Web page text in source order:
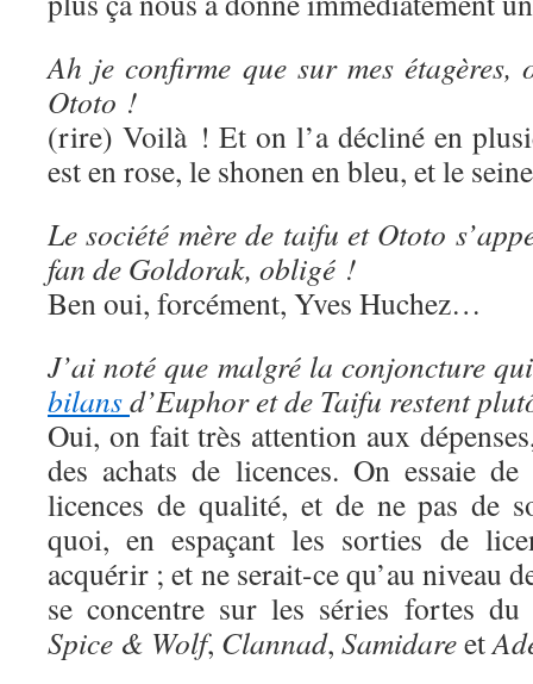
Ah je confirme que sur mes
Ototo !
(rire) Voilà ! Et on l’a décliné en
est en rose, le shonen en bleu, et le
Le société mère de taifu et Ototo
fan de Goldorak, obligé !
Ben oui, forcément, Yves Huchez…
J’ai noté que malgré la conjoncture
bilansd’Euphor et de Taifu restent
Oui, on fait très attention aux
des achats de licences. On essaie
licences de qualité, et de ne pas de
quoi, en espaçant les sorties de
acquérir ; et ne serait-ce qu’au niveau
se concentre sur les séries fortes du
Spice & Wolf, Clannad, Samidareet